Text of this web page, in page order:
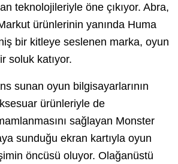
teknolojileriyle öne çıkıyor. Abra,
ürünlerinin yanında Huma
bir kitleye seslenen marka, oyun
soluk katıyor.
sunan oyun bilgisayarlarının
ürünleriyle de
sağlayan Monster
sunduğu ekran kartıyla oyun
öncüsü oluyor. Olağanüstü